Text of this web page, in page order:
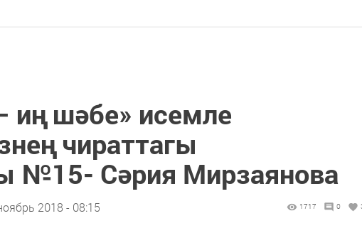
иң шәбе» исемле
чираттагы
№15- Сәрия Мирзаянова
2018 - 08:15 1717 0